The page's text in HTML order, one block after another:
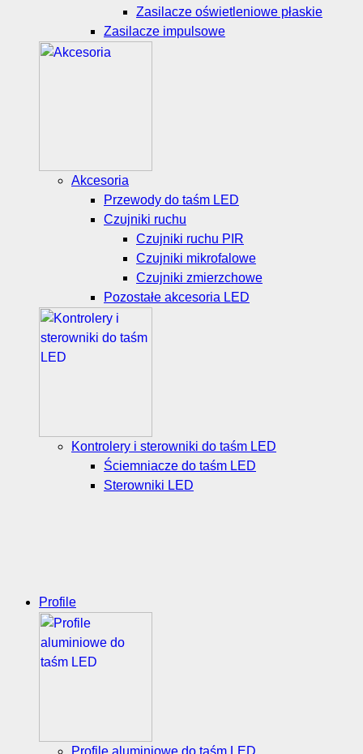
Zasilacze oświetleniowe płaskie
Zasilacze impulsowe
Akcesoria
Przewody do taśm LED
Czujniki ruchu
Czujniki ruchu PIR
Czujniki mikrofalowe
Czujniki zmierzchowe
Pozostałe akcesoria LED
Kontrolery i sterowniki do taśm LED
Ściemniacze do taśm LED
Sterowniki LED
Profile
Profile aluminiowe do taśm LED